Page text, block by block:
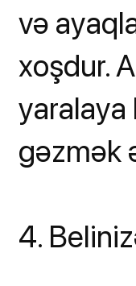
və
xoşdur.
yaralaya
gəzmək
4.